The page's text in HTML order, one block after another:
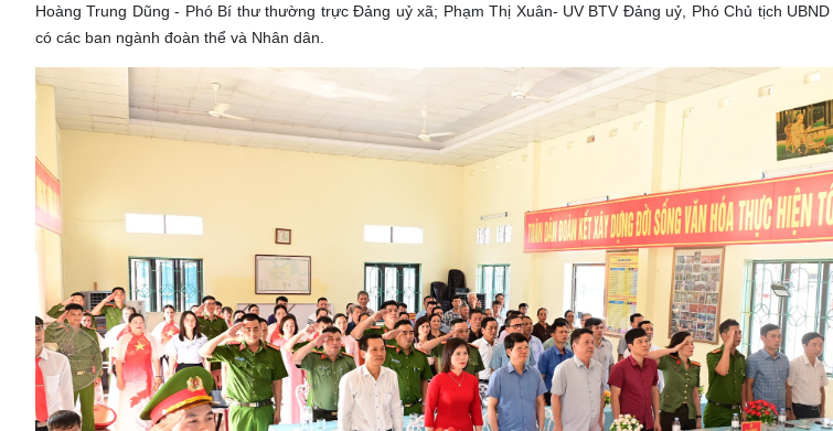
Hoàng Trung Dũng - Phó Bí thư thường trực Đảng uỷ xã; Phạm Thị Xuân- UV BTV Đảng uỷ, Phó Chủ tịch
có các ban ngành đoàn thể và Nhân dân.